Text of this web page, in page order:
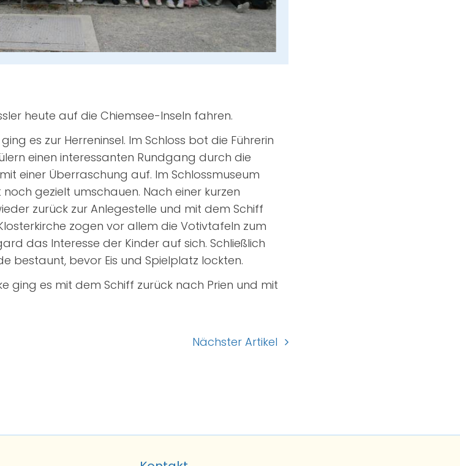
heute auf die Chiemsee-Inseln fahren.
es zur Herreninsel. Im Schloss bot die Führerin
einen interessanten Rundgang durch die
einer Überraschung auf. Im Schlossmuseum
gezielt umschauen. Nach einer kurzen
zurück zur Anlegestelle und mit dem Schiff
zogen vor allem die Votivtafeln zum
das Interesse der Kinder auf sich. Schließlich
bestaunt, bevor Eis und Spielplatz lockten.
ging es mit dem Schiff zurück nach Prien und mit
Nächster Artikel